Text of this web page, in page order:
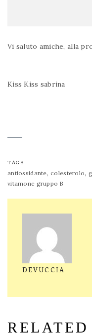
Vi saluto amiche, alla
Kiss Kiss sabrina
TAGS
antiossidante,colesterolo,
vitamone gruppo B
DEVUCCIA
RELATED